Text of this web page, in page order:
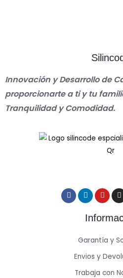
Innovación y Desarrollo de
proporcionarte a ti y tu
Tranquilidad y Comodidad.
Garantía y
Envios y
Trabaja con